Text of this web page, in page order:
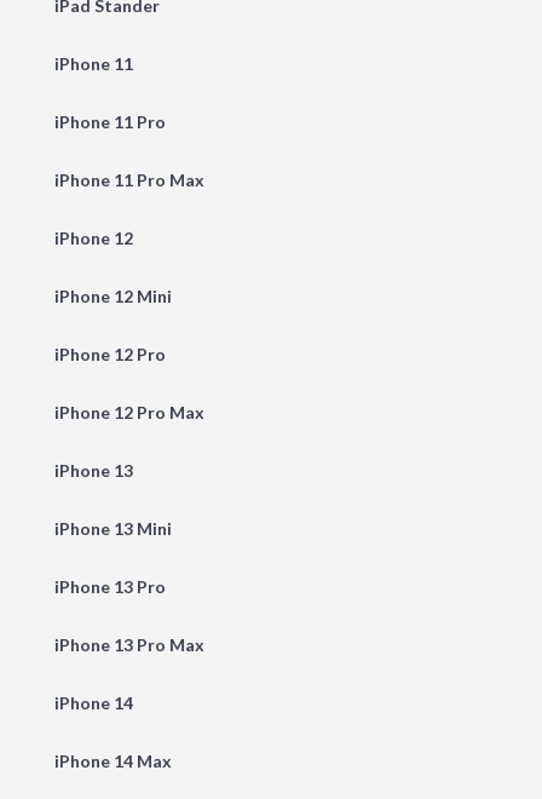
iPad Stander
iPhone 11
iPhone 11 Pro
iPhone 11 Pro Max
iPhone 12
iPhone 12 Mini
iPhone 12 Pro
iPhone 12 Pro Max
iPhone 13
iPhone 13 Mini
iPhone 13 Pro
iPhone 13 Pro Max
iPhone 14
iPhone 14 Max